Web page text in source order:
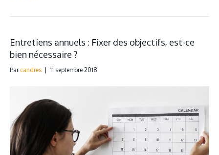
Entretiens annuels : Fixer des objectifs, est-ce
bien nécessaire ?
Par candres 11 septembre 2018